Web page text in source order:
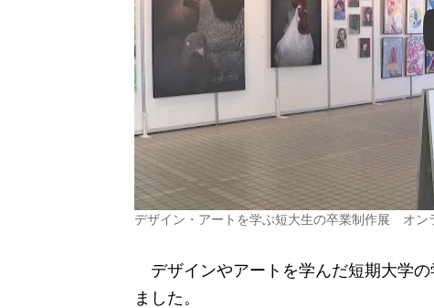
デザイン・アートを学ぶ短大生の卒業制作展 オ
デザインやアートを学んだ短期大学
ました。